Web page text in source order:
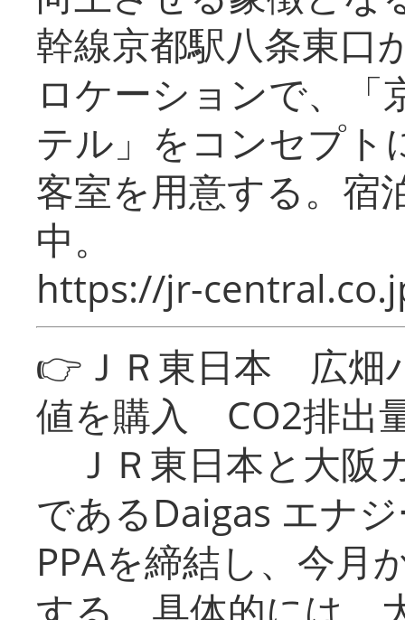
幹線京都駅八条東口
ロケーションで、「
テル」をコンセプト
客室を用意する。宿
中。
https://jr-
👉ＪＲ東日本 広畑
値を購入 CO2排出
ＪＲ東日本と大阪
であるDaigas エナ
PPAを締結し、今月